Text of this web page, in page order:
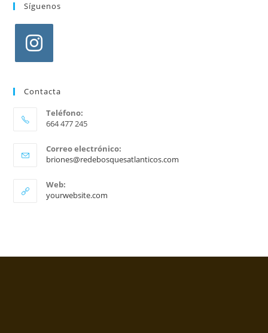
Síguenos
en
una
Contacta
Teléfono:
664 477 245
Correo electrónico:
briones@redebosquesatlanticos.com
Web:
yourwebsite.com